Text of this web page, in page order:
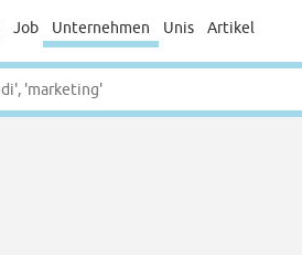
Job Unternehmen Unis Artikel